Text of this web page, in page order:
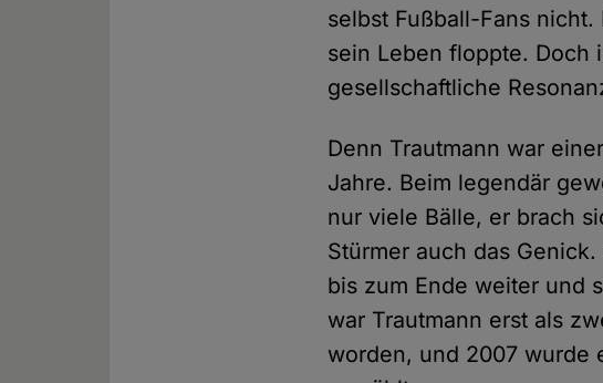
selbst Fußball-Fans
sein Leben floppte. Doch
gesellschaftliche
Denn Trautmann war
Jahre. Beim legendär
nur viele Bälle, er brach
Stürmer auch das
bis zum Ende weiter und
war Trautmann erst als
worden, und 2007 wurde